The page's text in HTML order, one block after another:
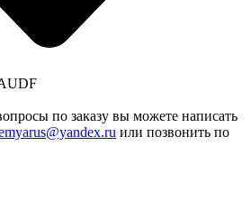
по заказу вы можете написать
или позвонить по